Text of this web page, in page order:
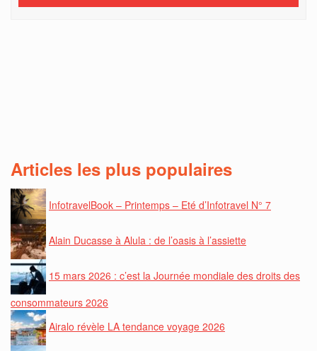
Articles les plus populaires
InfotravelBook – Printemps – Eté d’Infotravel N° 7
Alain Ducasse à Alula : de l’oasis à l’assiette
15 mars 2026 : c’est la Journée mondiale des droits des
consommateurs 2026
Airalo révèle LA tendance voyage 2026